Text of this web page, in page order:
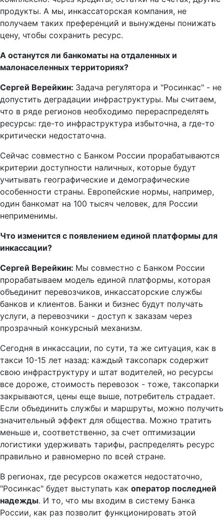
продукты. А мы, инкассаторская компания, не
получаем таких преференций и вынуждены понижать
цену, чтобы сохранить ресурс.
А останутся ли банкоматы на отдаленных и
малонаселенных территориях?
Сергей Верейкин: Задача регулятора и "Росинкас" - не
допустить деградации инфраструктуры. Мы считаем,
что в ряде регионов необходимо перераспределять
ресурсы: где-то инфраструктура избыточна, а где-то
критически недостаточна.
Сейчас совместно с Банком России прорабатываются
критерии доступности наличных, которые будут
учитывать географические и демографические
особенности страны. Европейские нормы, например,
один банкомат на 100 тысяч человек, для России
неприменимы.
Что изменится с появлением единой платформы для
инкассации?
Сергей Верейкин: Мы совместно с Банком России
прорабатываем модель единой платформы, которая
объединит перевозчиков, инкассаторские службы
банков и клиентов. Банки и бизнес будут получать
услуги, а перевозчики - доступ к заказам через
прозрачный конкурсный механизм.
Сегодня в инкассации, по сути, та же ситуация, как в
такси 10-15 лет назад: каждый таксопарк содержит
свою инфраструктуру и штат водителей, но ресурсы
все дороже, стоимость перевозок - тоже, таксопарки
закрываются, цены еще выше, потребитель страдает.
Если объединить службы и маршруты, можно получить
значительный эффект для общества. Можно тратить
меньше и, соответственно, за счет оптимизации
логистики удерживать тарифы, распределять ресурс
правильно и равномерно по всей стране.
В регионах, где ресурсов окажется недостаточно,
"Росинкас" будет выступать как оператор последней
надежды. И то, что мы входим в систему Банка
России, как раз позволит функционировать этой